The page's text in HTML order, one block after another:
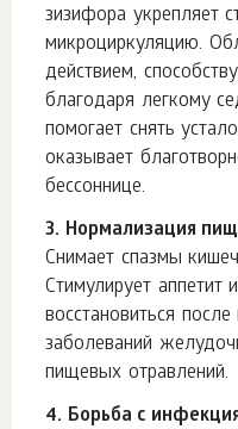
зизифора укрепляет
микроциркуляцию.
действием,
благодаря легкому
помогает снять
оказывает
бессоннице.
3. Нормализация
Снимает спазмы
Стимулирует аппетит
восстановиться
заболеваний
пищевых отравлений.
4. Борьба с